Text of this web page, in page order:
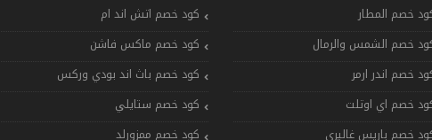
خصم المطار
خصم الشمس والرمال
خصم اندر ارمر
خصم اي اوتلت
خصم باريس غاليري
كود خصم اتش اند ام
كود خصم ماكس فاشن
كود خصم باث اند بودي وركس
كود خصم ستايلي
كود خصم ممزورلد